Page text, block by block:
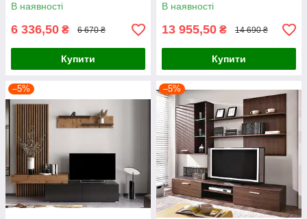
В наявності
6 336,50 ₴ 6 670 ₴
Купити
В наявності
13 955,50 ₴ 14 690 ₴
Купити
–5% –5%